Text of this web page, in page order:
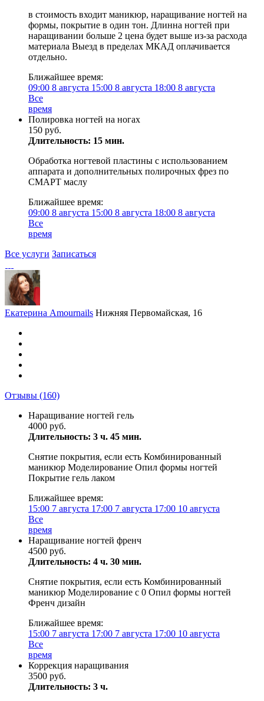
в стоимость входит маникюр, наращивание ногтей на
формы, покрытие в один тон. Длинна ногтей при
наращивании больше 2 цена будет выше из-за расхода
материала Выезд в пределах МКАД оплачивается
отдельно.
Ближайшее время:
09:00 8 августа 15:00 8 августа 18:00 8 августа
Все
время
Полировка ногтей на ногах
150 руб.
Длительность: 15 мин.
Обработка ногтевой пластины с использованием
аппарата и дополнительных полирочных фрез по
СМАРТ маслу
Ближайшее время:
09:00 8 августа 15:00 8 августа 18:00 8 августа
Все
время
Все услуги Записаться
Екатерина Amournails Нижняя Первомайская, 16
Отзывы (160)
Наращивание ногтей гель
4000 руб.
Длительность: 3 ч. 45 мин.
Снятие покрытия, если есть Комбинированный
маникюр Моделирование Опил формы ногтей
Покрытие гель лаком
Ближайшее время:
15:00 7 августа 17:00 7 августа 17:00 10 августа
Все
время
Наращивание ногтей френч
4500 руб.
Длительность: 4 ч. 30 мин.
Снятие покрытия, если есть Комбинированный
маникюр Моделирование с 0 Опил формы ногтей
Френч дизайн
Ближайшее время:
15:00 7 августа 17:00 7 августа 17:00 10 августа
Все
время
Коррекция наращивания
3500 руб.
Длительность: 3 ч.